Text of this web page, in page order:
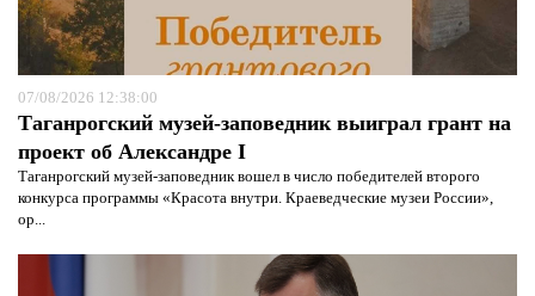
07/08/2026 12:38:00
Таганрогский музей-заповедник выиграл грант на
проект об Александре I
Таганрогский музей-заповедник вошел в число победителей второго
конкурса программы «Красота внутри. Краеведческие музеи России»,
ор...